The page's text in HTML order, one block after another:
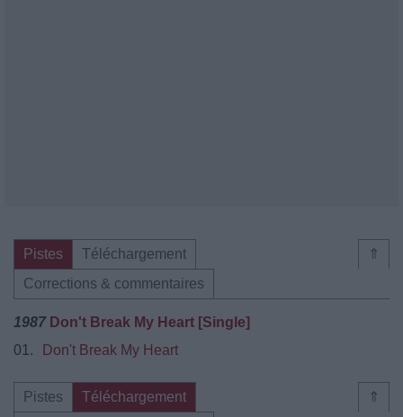
⇑
Pistes
Téléchargement
Corrections & commentaires
1987 Don't Break My Heart [Single]
01.
Don't Break My Heart
⇑
Pistes
Téléchargement